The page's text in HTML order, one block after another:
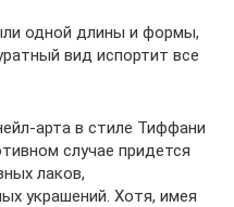
одной длины и формы,
вид испортит все
арта в стиле Тиффани
случае придется
лаков,
украшений. Хотя, имея